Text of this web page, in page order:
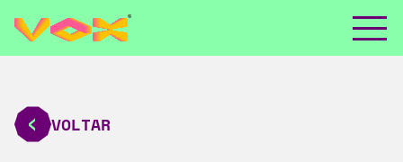
VOLTAR